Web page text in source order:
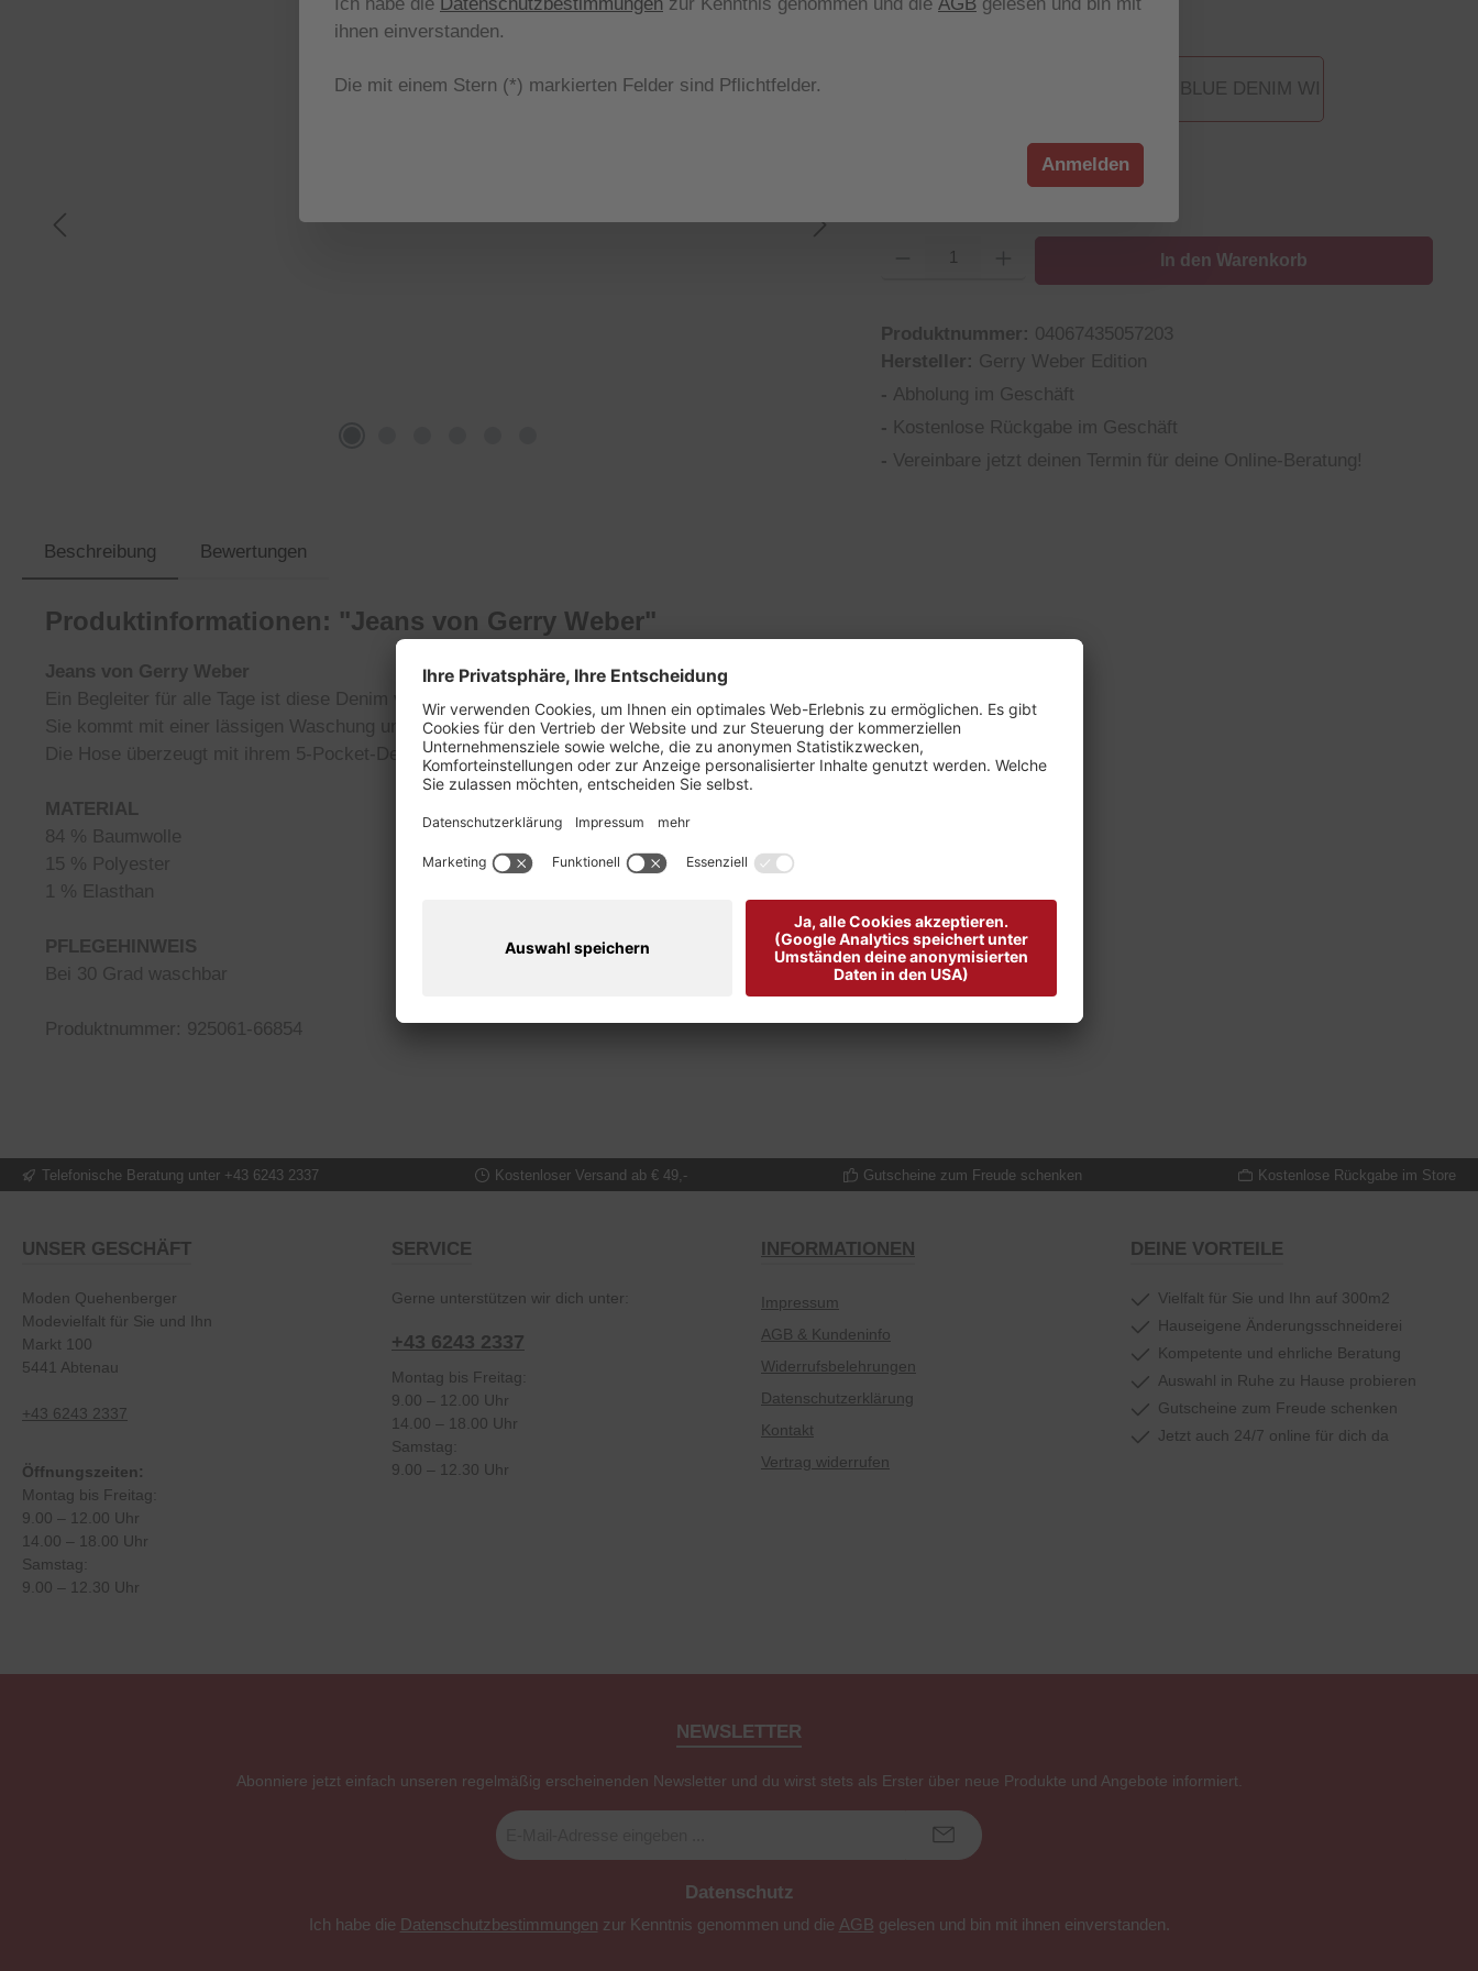
865003 BLUE DENIM WI
auswählen
In den Warenkorb
Produktnummer: 04067435057203
Hersteller: Gerry Weber Edition
- Abholung im Geschäft
- Kostenlose Rückgabe im Geschäft
- Vereinbare jetzt deinen Termin für deine Online-Beratung!
Beschreibung Bewertungen
Produktinformationen: "Jeans von Gerry Weber"
Jeans von Gerry Weber
Ein Begleiter für alle Tage ist diese Denim von Gerry Weber.
Sie kommt mit einer lässigen Waschung und einem schmal geschnittenen Bein.
Die Hose überzeugt mit ihrem 5-Pocket-Design und ihrem gemütlichen Stretch-Anteil.
MATERIAL
84 % Baumwolle
15 % Polyester
1 % Elasthan
PFLEGEHINWEIS
Bei 30 Grad waschbar
Produktnummer: 925061-66854
Telefonische Beratung unter +43 6243 2337 Kostenloser Versand ab € 49,- Gutscheine zum Freude schenken Kostenlose Rückgabe im Store
SERVICE
Gerne unterstützen wir dich unter:
+43 6243 2337
Montag bis Freitag:
9.00 – 12.00 Uhr
14.00 – 18.00 Uhr
Samstag:
9.00 – 12.30 Uhr
INFORMATIONEN
Impressum
AGB & Kundeninfo
Widerrufsbelehrungen
Datenschutzerklärung
Kontakt
Vertrag widerrufen
UNSER GESCHÄFT
Moden Quehenberger
Modevielfalt für Sie und Ihn
Markt 100
5441 Abtenau
+43 6243 2337
Öffnungszeiten:
Montag bis Freitag:
9.00 – 12.00 Uhr
14.00 – 18.00 Uhr
Samstag:
9.00 – 12.30 Uhr
DEINE VORTEILE
Vielfalt für Sie und Ihn auf 300m2
Hauseigene Änderungsschneiderei
Kompetente und ehrliche Beratung
Auswahl in Ruhe zu Hause probieren
Gutscheine zum Freude schenken
Jetzt auch 24/7 online für dich da
NEWSLETTER
Abonniere jetzt einfach unseren regelmäßig erscheinenden Newsletter und du wirst stets als Erster über neue Produkte und Angebote informiert.
E-
Mail-
Datenschutz
Ich habe die Datenschutzbestimmungen zur Kenntnis genommen und die AGB gelesen und bin mit ihnen einverstanden.
ihnen einverstanden.
Die mit einem Stern (*) markierten Felder sind Pflichtfelder.
Anmelden